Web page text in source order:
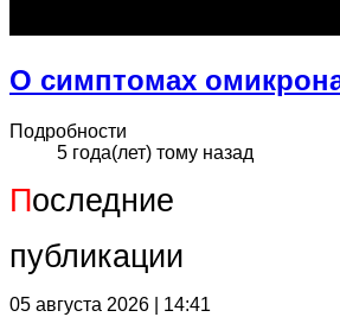
О симптомах
Подробности
5 года(лет) тому назад
Последние
публикации
05 августа 2026 | 14:41